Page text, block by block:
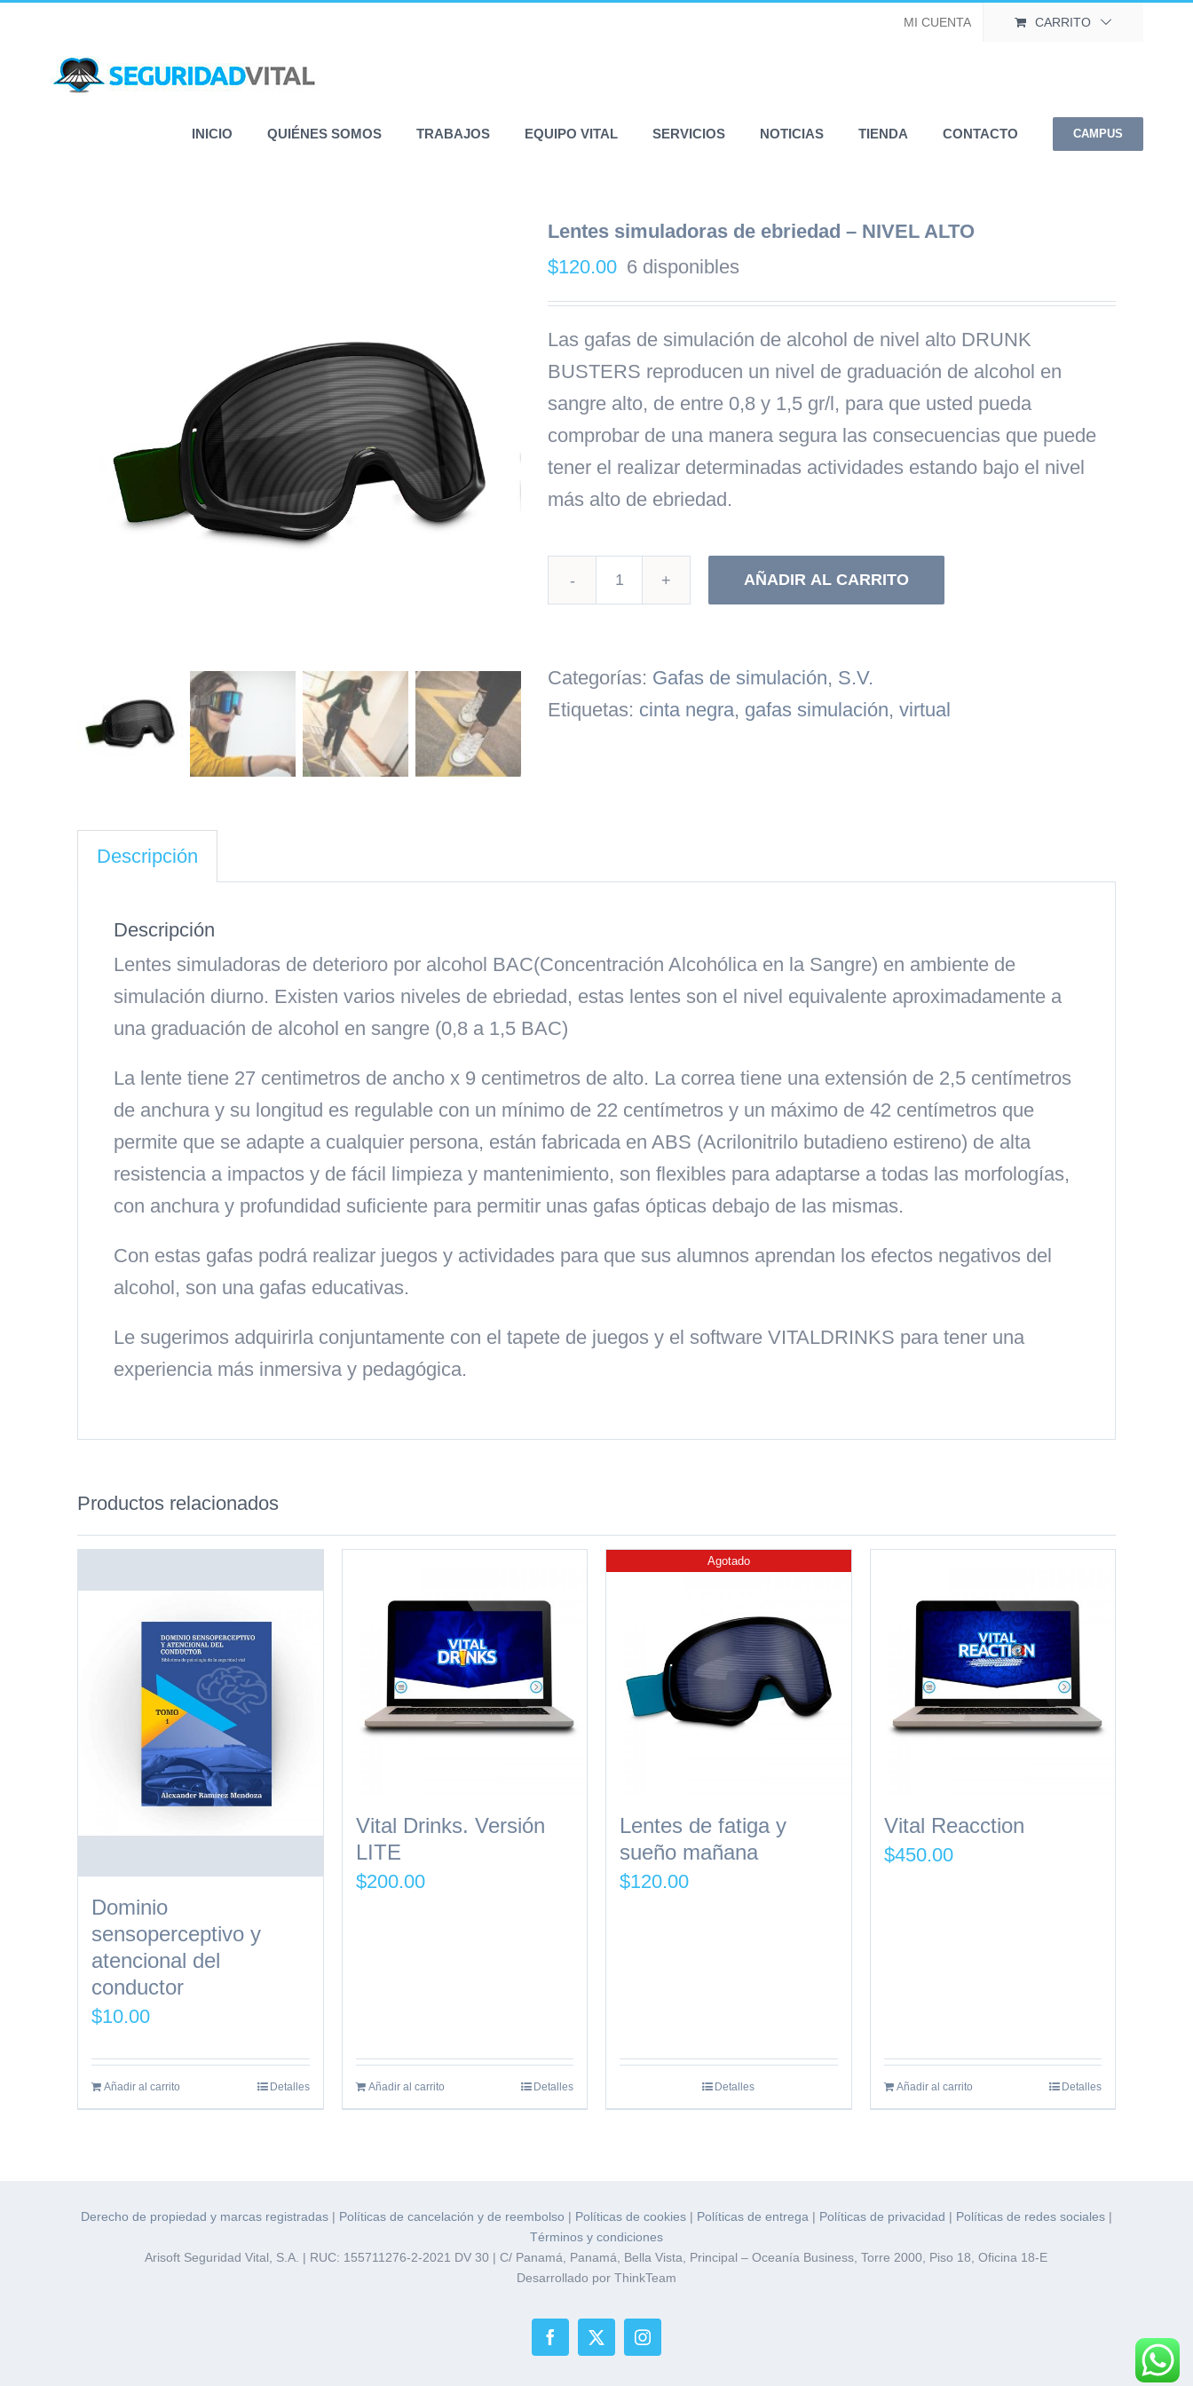
contenido
MI CUENTA CARRITO
INICIO QUIÉNES SOMOS TRABAJOS EQUIPO VITAL SERVICIOS NOTICIAS TIENDA CONTACTO CAMPUS
Lentes simuladoras de ebriedad – NIVEL ALTO
$120.00 6 disponibles
Las gafas de simulación de alcohol de nivel alto DRUNK
BUSTERS reproducen un nivel de graduación de alcohol en
sangre alto, de entre 0,8 y 1,5 gr/l, para que usted pueda
comprobar de una manera segura las consecuencias que puede
tener el realizar determinadas actividades estando bajo el nivel
más alto de ebriedad.
ebriedad
-
AÑADIR AL CARRITO
Categorías: Gafas de simulación, S.V.
Etiquetas: cinta negra, gafas simulación, virtual
Descripción
Descripción
Lentes simuladoras de deterioro por alcohol BAC(Concentración Alcohólica en la Sangre) en ambiente de
simulación diurno. Existen varios niveles de ebriedad, estas lentes son el nivel equivalente aproximadamente a
una graduación de alcohol en sangre (0,8 a 1,5 BAC)
La lente tiene 27 centimetros de ancho x 9 centimetros de alto. La correa tiene una extensión de 2,5 centímetros
de anchura y su longitud es regulable con un mínimo de 22 centímetros y un máximo de 42 centímetros que
permite que se adapte a cualquier persona, están fabricada en ABS (Acrilonitrilo butadieno estireno) de alta
resistencia a impactos y de fácil limpieza y mantenimiento, son flexibles para adaptarse a todas las morfologías,
con anchura y profundidad suficiente para permitir unas gafas ópticas debajo de las mismas.
Con estas gafas podrá realizar juegos y actividades para que sus alumnos aprendan los efectos negativos del
alcohol, son una gafas educativas.
Le sugerimos adquirirla conjuntamente con el tapete de juegos y el software VITALDRINKS para tener una
experiencia más inmersiva y pedagógica.
Productos relacionados
Dominio
sensoperceptivo y
atencional del
conductor
$10.00
Añadir al carrito Detalles
Vital Drinks. Versión
LITE
$200.00
Añadir al carrito Detalles
Agotado
Lentes de fatiga y
sueño mañana
$120.00
Detalles
Vital Reacction
$450.00
Añadir al carrito Detalles
Derecho de propiedad y marcas registradas| Políticas de cancelación y de reembolso | Políticas de cookies| Políticas de entrega | Políticas de privacidad | Políticas de redes sociales|
Términos y condiciones
Arisoft Seguridad Vital, S.A. | RUC: 155711276-2-2021 DV 30 | C/ Panamá, Panamá, Bella Vista, Principal – Oceanía Business, Torre 2000, Piso 18, Oficina 18-E
Desarrollado por ThinkTeam